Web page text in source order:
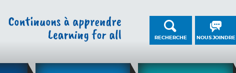
RECHERCHE NOUS JOINDRE